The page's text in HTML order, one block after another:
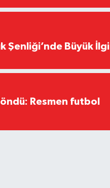
Şenliği’nde Büyük İlgi
Resmen futbol